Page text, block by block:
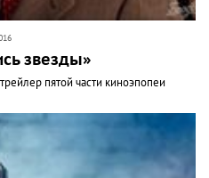
звезды»
пятой части киноэпопеи